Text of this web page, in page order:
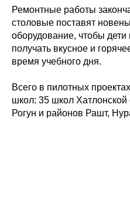
Ремонтные работы
столовые поставят
оборудование, чтобы
получать вкусное и
время учебного дня.
Всего в пилотных
школ: 35 школ Хатлонской
Рогун и районов Рашт,